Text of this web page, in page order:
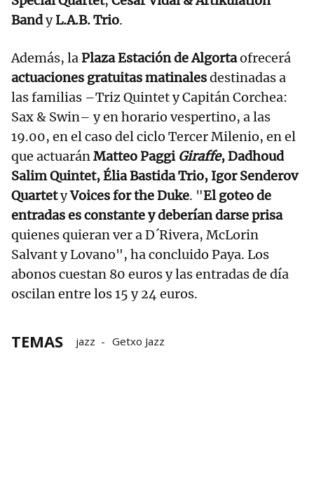
BandyL.A.B. Trio.
Además, laPlaza Estación de Algortaofrecerá
actuaciones gratuitas matinalesdestinadas a
las familias –Triz Quintet y Capitán Corchea:
Sax & Swin– y en horario vespertino, a las
19.00, en el caso del ciclo Tercer Milenio, en el
que actuaránMatteo Paggi Giraffe, Dadhoud
Salim Quintet, Élia Bastida Trio, Igor Senderov
QuartetyVoices for the Duke. "El goteo de
entradas es constante y deberían darse prisa
quienes quieran ver a D´Rivera, McLorin
Salvant y Lovano", ha concluido Paya. Los
abonos cuestan 80 euros y las entradas de día
oscilan entre los 15 y 24 euros.
TEMAS jazz Getxo Jazz